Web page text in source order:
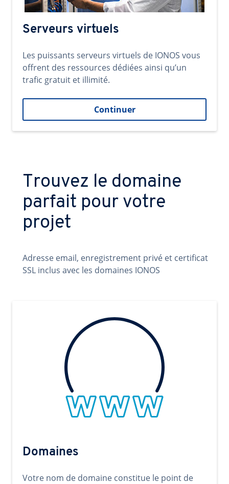
Serveurs virtuels
Les puissants serveurs virtuels de IONOS vous
offrent des ressources dédiées ainsi qu’un
trafic gratuit et illimité.
Continuer
Trouvez le domaine
parfait pour votre
projet
Adresse email, enregistrement privé et certificat
SSL inclus avec les domaines IONOS
Domaines
Votre nom de domaine constitue le point de